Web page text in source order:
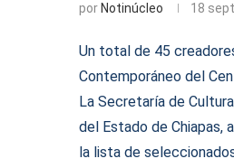
por Notinúcleo 18
Un total de 45
Contemporáneo del
La Secretaría de
del Estado de Chiapas,
la lista de